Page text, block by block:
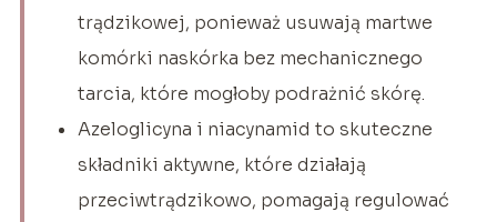
trądzikowej, ponieważ usuwają martwe
komórki naskórka bez mechanicznego
tarcia, które mogłoby podrażnić skórę.
Azeloglicyna i niacynamid to skuteczne
składniki aktywne, które działają
przeciwtrądzikowo, pomagają regulować